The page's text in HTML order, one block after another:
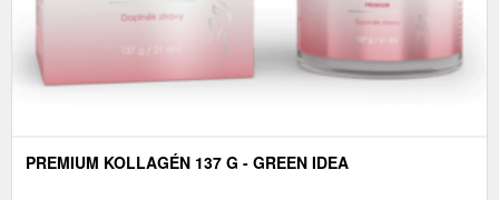
PREMIUM KOLLAGÉN 137 G - GREEN IDEA